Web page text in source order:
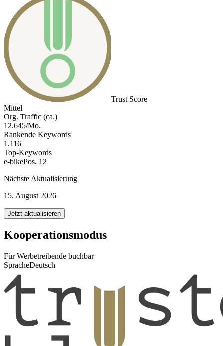
Trust Score
Mittel
Org. Traffic (ca.)
12.645/Mo.
Rankende Keywords
1.116
Top-Keywords
e-bikePos. 12
Nächste Aktualisierung
15. August 2026
Jetzt aktualisieren
Kooperationsmodus
Für Werbetreibende buchbar
SpracheDeutsch